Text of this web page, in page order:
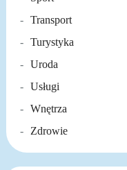
Transport
Turystyka
Uroda
Usługi
Wnętrza
Zdrowie